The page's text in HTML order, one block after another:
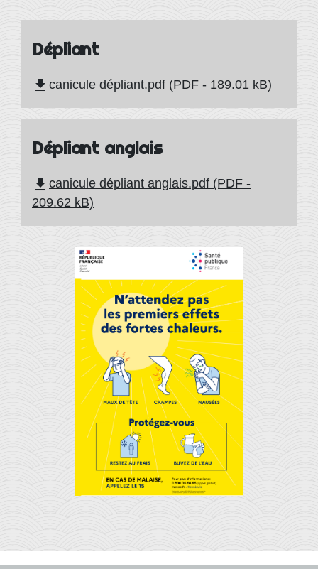
Dépliant
file_download canicule dépliant.pdf (PDF - 189.01 kB)
Dépliant anglais
file_download canicule dépliant anglais.pdf (PDF -
209.62 kB)